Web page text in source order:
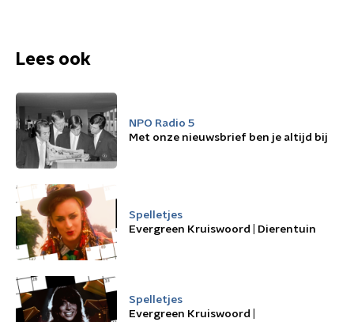
Lees ook
NPO Radio 5
Met onze nieuwsbrief ben je altijd bij
Spelletjes
Evergreen Kruiswoord | Dierentuin
Spelletjes
Evergreen Kruiswoord |